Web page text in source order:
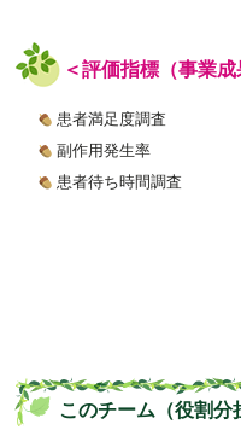
＜評価指標（事業
患者満足度調査
副作用発生率
患者待ち時間調査
このチーム（役割分